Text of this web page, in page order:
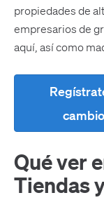
propiedades de
empresarios de
aquí, así como
Qué ver
Tiendas